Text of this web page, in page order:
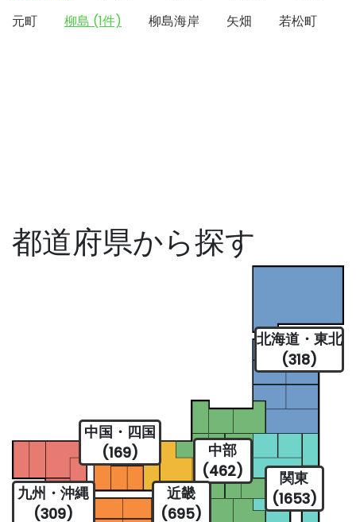
元町
柳島 (1件) 柳島海岸 矢畑 若松町
都道府県から探す
北海道・東北
(318)
関東
(1653)
中部
(462)
近畿
(695)
中国・四国
(169)
九州・沖縄
(309)